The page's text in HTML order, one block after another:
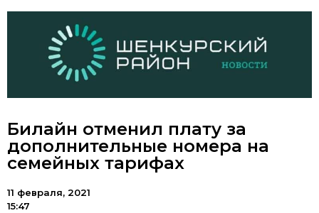
Билайн отменил плату за
дополнительные номера на
семейных тарифах
11 февраля, 2021
15:47